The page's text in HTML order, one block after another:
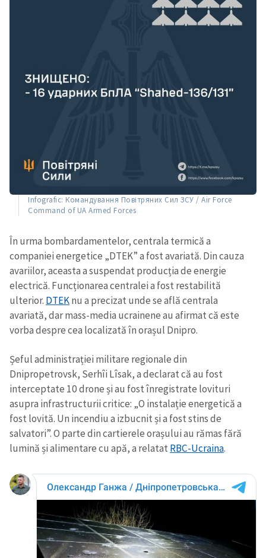
Infografic: Командування Повітряних Сил ЗСУ / Air Force
Command of UA Armed Forces
În urma bombardamentelor, centrala termică a
companiei energetice „DTEK” a fost avariată. Din cauza
avariilor, aceasta a suspendat producția de energie
electrică. Funcționarea centralei a fost restabilită
ulterior. DTEKnu a precizat unde se află centrala
avariată, dar mass-media ucrainene au afirmat că este
vorba despre cea localizată în orașul Dnipro.
Șeful administrației militare regionale din
Dnipropetrovsk, Serhîi Lîsak, a declarat că au fost
interceptate 10 drone și au fost înregistrate lovituri
asupra infrastructurii critice: „O instalație energetică a
fost lovită. Un incendiu a izbucnit și a fost stins de
salvatori”. O parte din cartierele orașului au rămas fără
lumină și alimentare cu apă, a relatat RBC-Ucraina.
ȘTIREA MEA
Titlu știre
+ Adaugă titlu
Fotografie
+ Încarcă imagine
Link media
+ Link media
Mesajul știrei
+ Mesajul știrei